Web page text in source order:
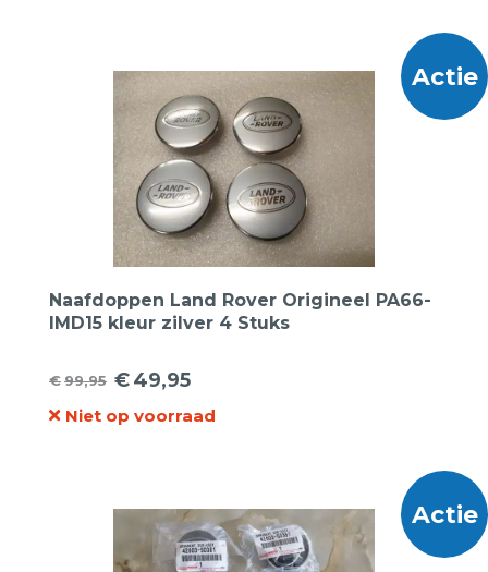
Actie
Naafdoppen Land Rover Origineel PA66-
IMD15 kleur zilver 4 Stuks
€99,95
Oorspronkelijke
prijs
€49,95
Huidige
prijs
Niet op voorraad
Actie